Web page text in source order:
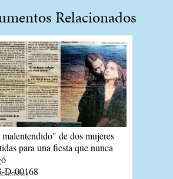
Relacionados
de dos mujeres
para una fiesta que nunca
D-00168